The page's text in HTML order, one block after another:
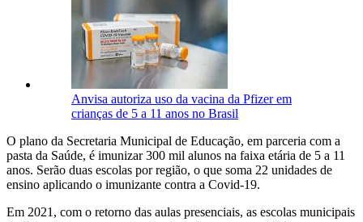
Anvisa autoriza uso da vacina da Pfizer em
crianças de 5 a 11 anos no Brasil
O plano da Secretaria Municipal de Educação, em parceria com a
pasta da Saúde, é imunizar 300 mil alunos na faixa etária de 5 a 11
anos. Serão duas escolas por região, o que soma 22 unidades de
ensino aplicando o imunizante contra a Covid-19.
Em 2021, com o retorno das aulas presenciais, as escolas municipais